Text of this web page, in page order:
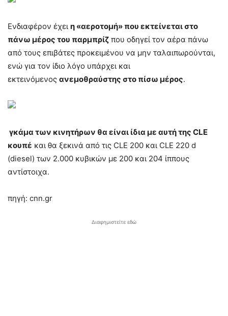
Ενδιαφέρον έχει η «αεροτομή» που εκτείνεται στο
πάνω μέρος του παρμπρίζ που οδηγεί τον αέρα πάνω
από τους επιβάτες προκειμένου να μην ταλαιπωρούνται,
ενώ για τον ίδιο λόγο υπάρχει και
εκτεινόμενος ανεμοθραύστης στο πίσω μέρος.
γκάμα των κινητήρων θα είναι ίδια με αυτή της CLE
κουπέ και θα ξεκινά από τις CLE 200 και CLE 220 d
(diesel) των 2.000 κυβικών με 200 και 204 ίππους
αντίστοιχα.
πηγή: cnn.gr
Διαφημιστείτε εδώ